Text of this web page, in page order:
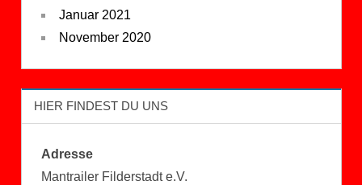
Januar 2021
November 2020
HIER FINDEST DU UNS
Adresse
Mantrailer Filderstadt e.V.